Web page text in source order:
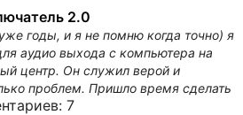
2.0
годы, и я не помню когда точно) я
аудио выхода с компьютера на
центр. Он служил верой и
проблем. Пришло время сделать
7